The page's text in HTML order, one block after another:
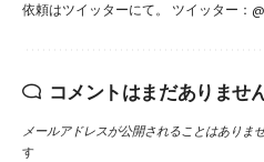
依頼はツイッターにて。 ツイッター：
コメントはまだありませ
メールアドレスが公開されることはありませ
す